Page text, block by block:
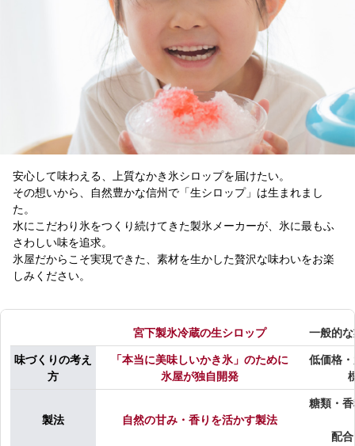
安心して味わえる、上質なかき氷シロップを届けたい。
その想いから、自然豊かな信州で「生シロップ」は生まれまし
た。
水にこだわり氷をつくり続けてきた製氷メーカーが、氷に最もふ
さわしい味を追求。
氷屋だからこそ実現できた、素材を生かした贅沢な味わいをお楽
しみください。
宮下製氷冷蔵の生シロップ
一般的
味づくりの考え
方
「本当に美味しいかき氷」のために
氷屋が独自開発
低価格
製法 自然の甘み・香りを活かす製法
糖類・
配